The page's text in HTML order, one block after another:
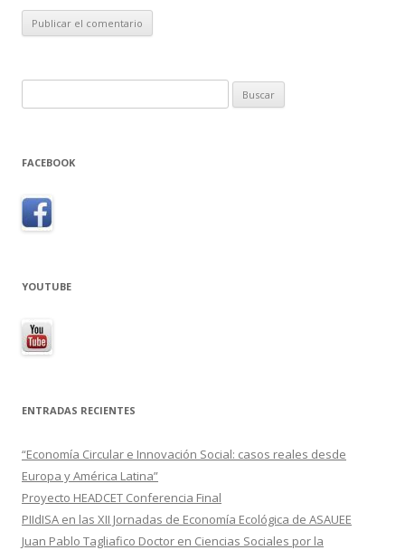
FACEBOOK
YOUTUBE
ENTRADAS RECIENTES
“Economía Circular e Innovación Social: casos reales desde
Europa y América Latina”
Proyecto HEADCET Conferencia Final
PIIdISA en las XII Jornadas de Economía Ecológica de ASAUEE
Juan Pablo Tagliafico Doctor en Ciencias Sociales por la